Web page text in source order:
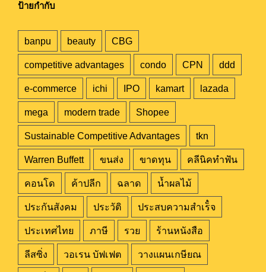
ป้ายกำกับ
banpu beauty CBG
competitive advantages condo CPN ddd
e-commerce ichi IPO kamart lazada
mega modern trade Shopee
Sustainable Competitive Advantages tkn
Warren Buffett ขนส่ง ขาดทุน คลีนิคทำฟัน
คอนโด ค้าปลีก ฉลาด น้ำผลไม้
ประกันสังคม ประวัติ ประสบความสำเร็๋จ
ประเทศไทย ภาษี รวย ร้านหนังสือ
ลีสซิ่ง วอเรน บัฟเฟต วางแผนเกษียณ